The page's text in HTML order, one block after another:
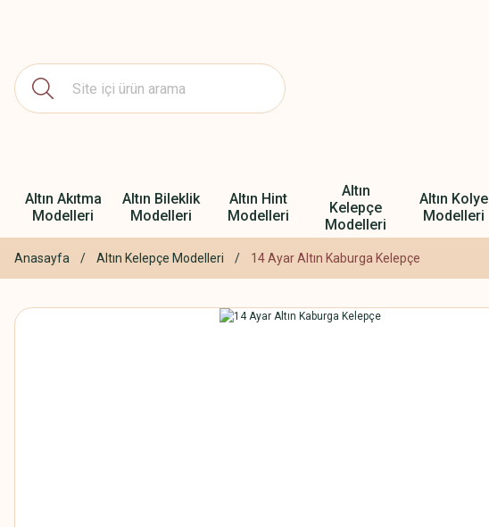
Altın Akıtma
Modelleri
Altın Bileklik
Modelleri
Altın Hint
Modelleri
Altın
Kelepçe
Modelleri
Altın Kolye
Modelleri
Anasayfa Altın Kelepçe Modelleri 14 Ayar Altın Kaburga Kelepçe